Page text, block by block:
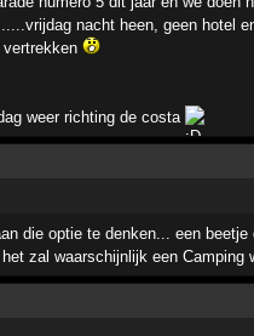
nacht heen, geen hotel
vertrekken
weer richting de costa
die optie te denken... een beetje
zal waarschijnlijk een Camping